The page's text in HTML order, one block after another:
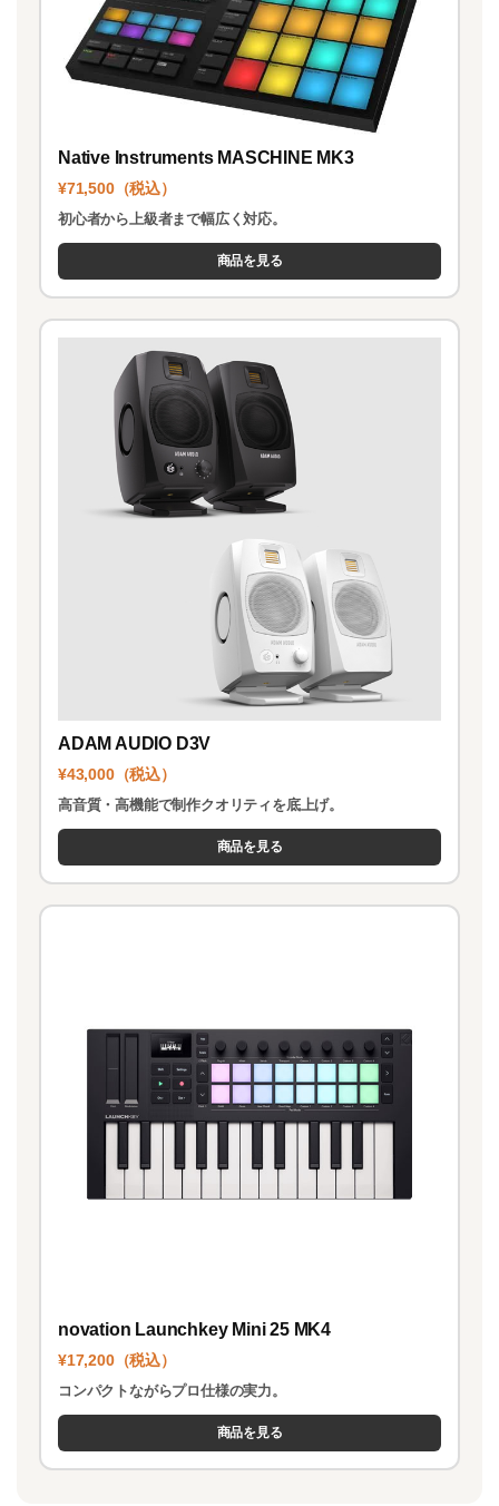
Native Instruments MASCHINE MK3
¥71,500（税込）
初心者から上級者まで幅広く対応。
商品を見る
ADAM AUDIO D3V
¥43,000（税込）
高音質・高機能で制作クオリティを底上げ。
商品を見る
novation Launchkey Mini 25 MK4
¥17,200（税込）
コンパクトながらプロ仕様の実力。
商品を見る